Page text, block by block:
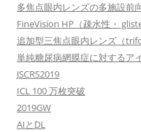
多焦点眼内レンズの多施設前
FineVision HP（疎水性・
追加型三焦点眼内レンズ（
単純糖尿病網膜症に対するア
JSCRS2019
ICL 100 万枚突破
2019GW
AIとDL